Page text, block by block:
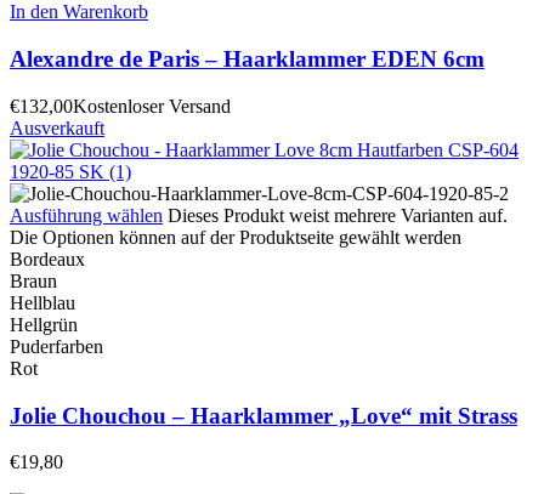
In den Warenkorb
Alexandre de Paris – Haarklammer EDEN 6cm
€132,00Kostenloser Versand
Ausverkauft
Ausführung wählen Dieses Produkt weist mehrere Varianten auf.
Die Optionen können auf der Produktseite gewählt werden
Bordeaux
Braun
Hellblau
Hellgrün
Puderfarben
Rot
Jolie Chouchou – Haarklammer „Love“ mit Strass
€19,80